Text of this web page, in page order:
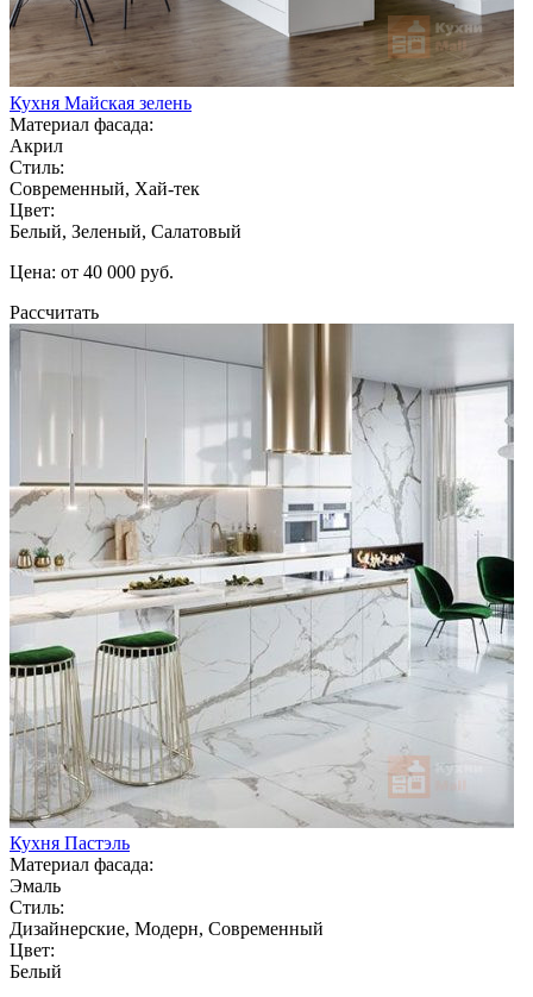
Кухня Майская зелень
Материал фасада:
Акрил
Стиль:
Современный, Хай-тек
Цвет:
Белый, Зеленый, Салатовый
Цена: от 40 000 руб.
Рассчитать
Кухня Пастэль
Материал фасада:
Эмаль
Стиль:
Дизайнерские, Модерн, Современный
Цвет:
Белый